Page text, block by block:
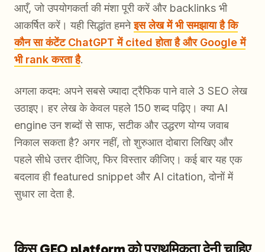
आएँ, जो उपयोगकर्ता की मंशा पूरी करें और backlinks भी
आकर्षित करें। यही सिद्धांत हमनेइस लेख में भी समझाया है कि
कौन सा कंटेंट ChatGPT में cited होता है और Google में
भी rank करता है.
अगला कदम: अपने सबसे ज्यादा ट्रैफिक पाने वाले 3 SEO लेख
उठाइए। हर लेख के केवल पहले 150 शब्द पढ़िए। क्या AI
engine उन शब्दों से साफ, सटीक और उद्धरण योग्य जवाब
निकाल सकता है? अगर नहीं, तो शुरुआत दोबारा लिखिए और
पहले सीधे उत्तर दीजिए, फिर विस्तार कीजिए। कई बार यह एक
बदलाव ही featured snippet और AI citation, दोनों में
सुधार ला देता है.